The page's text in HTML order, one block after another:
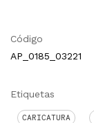
Código
AP_0185_03221
Etiquetas
CARICATURA